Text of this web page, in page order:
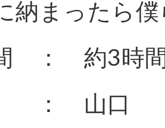
納まったら
： 約3時
： 山口